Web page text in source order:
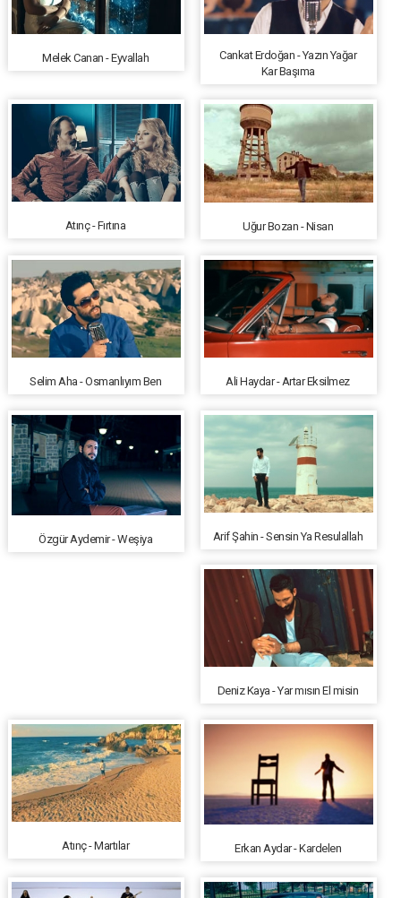
Melek Canan - Eyvallah
Cankat Erdoğan - Yazın Yağar
Kar Başıma
Atınç - Fırtına Uğur Bozan - Nisan
Selim Aha - Osmanlıyım Ben Ali Haydar - Artar Eksilmez
Özgür Aydemir - Weşiya Arif Şahin - Sensin Ya Resulallah
Deniz Kaya - Yar mısın El misin
Atınç - Martılar Erkan Aydar - Kardelen